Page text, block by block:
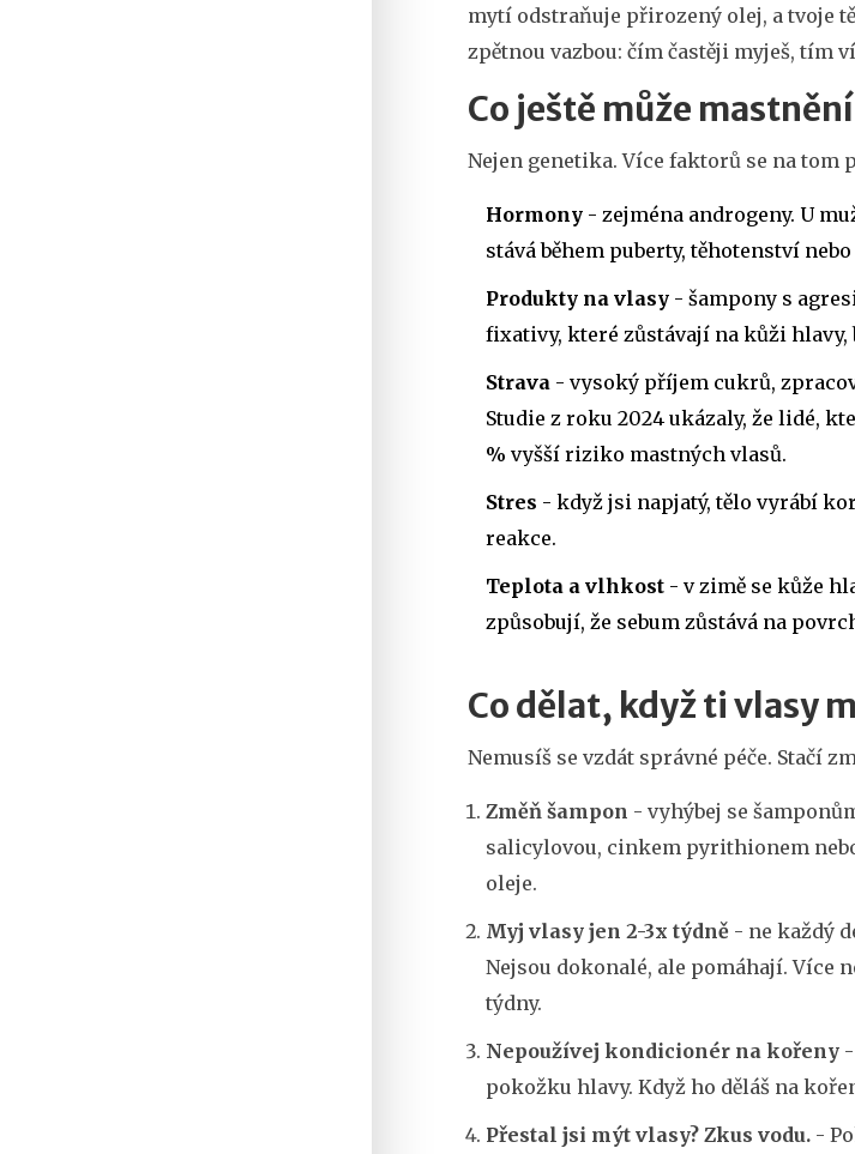
mytí odstraňuje přirozený olej, a tvoje
zpětnou vazbou: čím častěji myješ, tím
Co ještě může
Nejen genetika. Více faktorů se na tom
Hormony - zejména androgeny. U
stává během puberty, těhotenství
Produkty na vlasy - šampony s
fixativy, které zůstávají na kůži
Strava - vysoký příjem cukrů,
Studie z roku 2024 ukázaly, že lidé,
% vyšší riziko mastných vlasů.
Stres - když jsi napjatý, tělo vyrábí
reakce.
Teplota a vlhkost - v zimě se kůže
způsobují, že sebum zůstává na
Co dělat, když ti vlasy
Nemusíš se vzdát správné péče. Stačí
Změň šampon - vyhýbej se
salicylovou, cinkem pyrithionem
oleje.
Myj vlasy jen 2-3x týdně - ne každý
Nejsou dokonalé, ale pomáhají. Více
týdny.
Nepoužívej kondicionér na kořeny
pokožku hlavy. Když ho děláš na
Přestal jsi mýt vlasy? Zkus vodu. -